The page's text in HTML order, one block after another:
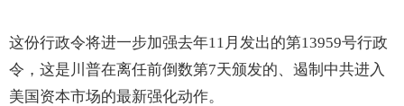
这份行政令将进一步加强去年11月发出的第13959号行政
令，这是川普在离任前倒数第7天颁发的、遏制中共进入
美国资本市场的最新强化动作。